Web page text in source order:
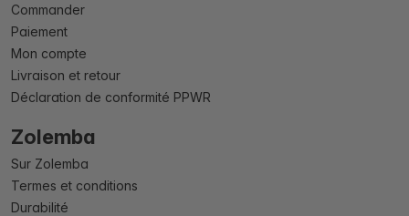
Commander
Paiement
Mon compte
Livraison et retour
Déclaration de conformité PPWR
Zolemba
Sur Zolemba
Termes et conditions
Durabilité